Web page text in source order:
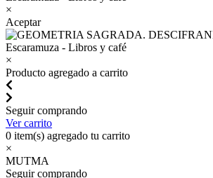
×
Aceptar
×
Producto agregado a carrito
Seguir comprando
Ver carrito
0 item(s) agregado tu carrito
×
MUTMA
Seguir comprando